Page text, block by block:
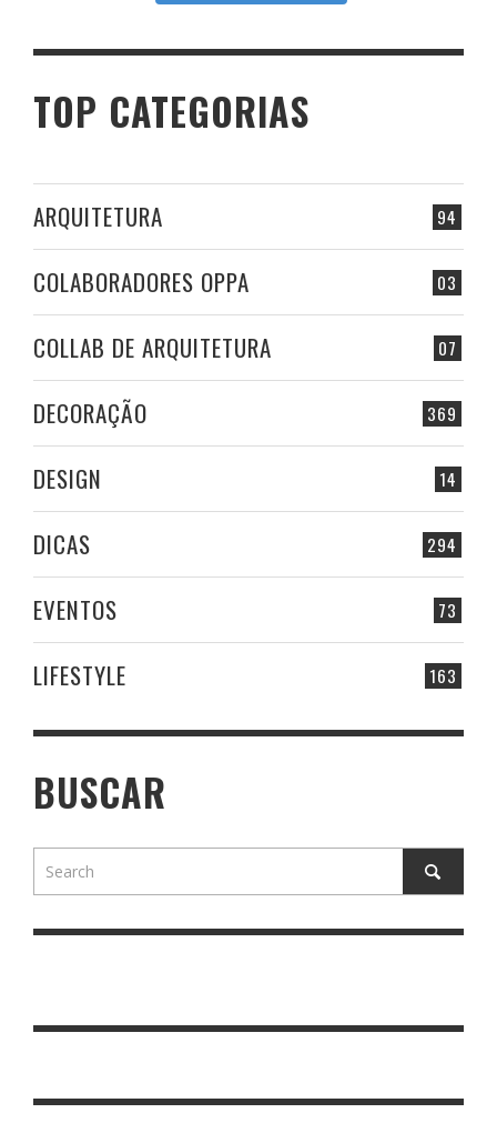
TOP CATEGORIAS
94
ARQUITETURA
03
COLABORADORES OPPA
07
COLLAB DE ARQUITETURA
369
DECORAÇÃO
14
DESIGN
294
DICAS
73
EVENTOS
163
LIFESTYLE
BUSCAR